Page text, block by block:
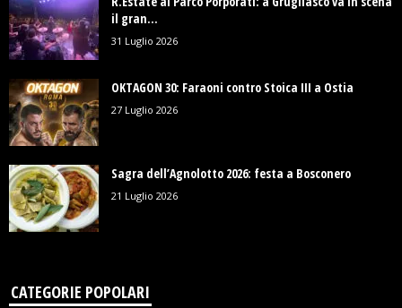
il gran...
31 Luglio 2026
OKTAGON 30: Faraoni contro Stoica III a Ostia
27 Luglio 2026
Sagra dell’Agnolotto 2026: festa a Bosconero
21 Luglio 2026
CATEGORIE POPOLARI